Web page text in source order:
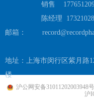
销售
陈经理
邮箱：
地址：上海市闵行区紫月路
楼
沪公网安备31011202003948号
沪